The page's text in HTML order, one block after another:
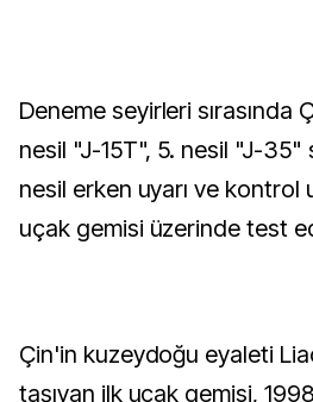
Deneme seyirleri sırasında
nesil "J-15T", 5. nesil "J-35"
nesil erken uyarı ve kontrol
uçak gemisi üzerinde test
Çin'in kuzeydoğu eyaleti
taşıyan ilk uçak gemisi,